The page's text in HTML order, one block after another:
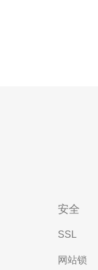
安全
SSL
网站锁